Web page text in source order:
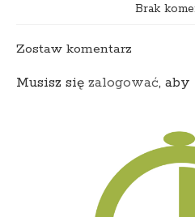
Brak
Zostaw komentarz
Musisz się zalogować, aby